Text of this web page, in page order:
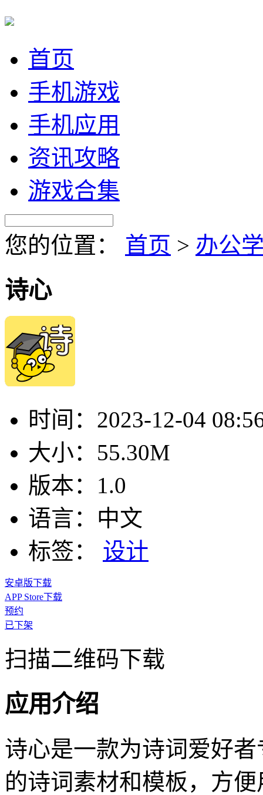
首页
手机游戏
手机应用
资讯攻略
游戏合集
您的位置： 首页 > 办公
诗心
时间： 2023-12-04
大小： 55.30M
版本： 1.0
语言： 中文
标签：
设计
安卓版下载
APP Store下载
预约
已下架
扫描二维码下载
应用介绍
诗心是一款为诗词爱好者
的诗词素材和模板，方